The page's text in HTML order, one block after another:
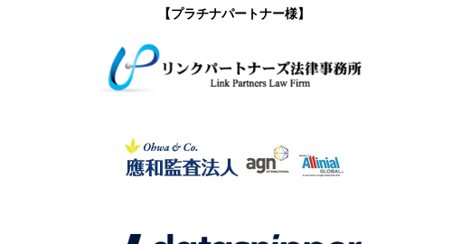
【プラチナパートナー様】